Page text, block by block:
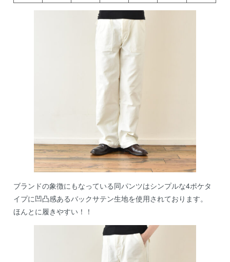
ブランドの象徴にもなっている同パンツはシンプルな4ポケタ
イプに凹凸感あるバックサテン生地を使用されております。
ほんとに履きやすい！！